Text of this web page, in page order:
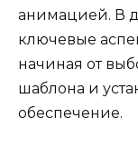
анимацией. В
ключевые
начиная от
шаблона и
обеспечение.